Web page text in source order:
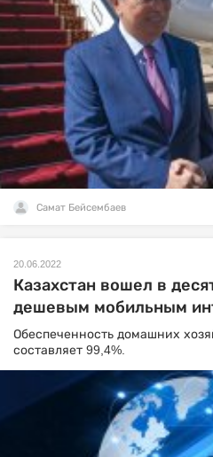
Самат Бейсембаев
20.06.2022
Казахстан вошел в
дешевым мобильным
Обеспеченность домашних
составляет 99,4%.